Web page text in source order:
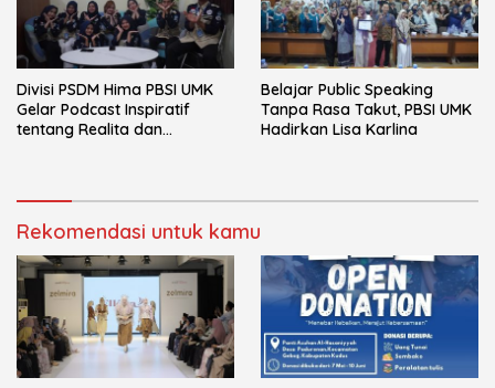
Divisi PSDM Hima PBSI UMK
Gelar Podcast Inspiratif
tentang Realita dan
Belajar Public Speaking
Tanpa Rasa Takut, PBSI UMK
Hadirkan Lisa Karlina
Rekomendasi untuk kamu